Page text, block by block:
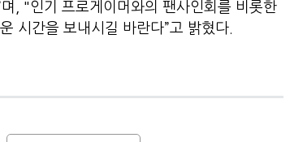
, "인기 프로게이머와의 팬사인회를 비롯한
시간을 보내시길 바란다”고 밝혔다.